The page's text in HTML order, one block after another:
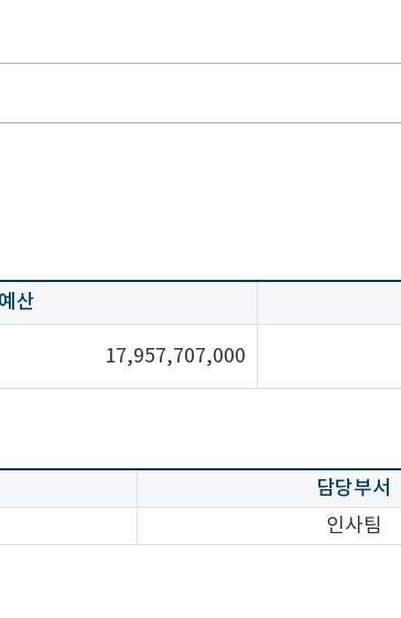
산
17,957,707,000
담당부서
인사팀